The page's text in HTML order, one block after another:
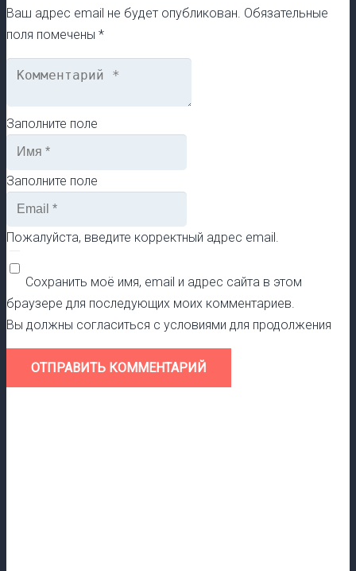
Ваш адрес email не будет опубликован. Обязательные
поля помечены *
Заполните поле
Заполните поле
Пожалуйста, введите корректный адрес email.
Сохранить моё имя, email и адрес сайта в этом
браузере для последующих моих комментариев.
Вы должны согласиться с условиями для продолжения
ОТПРАВИТЬ КОММЕНТАРИЙ